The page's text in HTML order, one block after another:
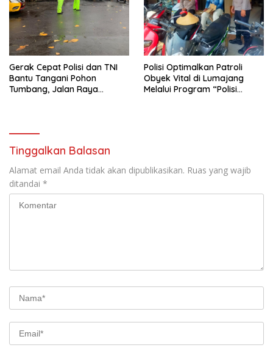
Gerak Cepat Polisi dan TNI
Bantu Tangani Pohon
Tumbang, Jalan Raya
Polisi Optimalkan Patroli
Obyek Vital di Lumajang
Melalui Program “Polisi
Tinggalkan Balasan
Alamat email Anda tidak akan dipublikasikan. Ruas yang wajib
ditandai *